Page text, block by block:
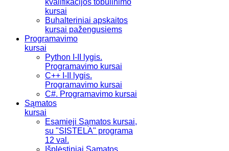
kvalifikacijos tobulinimo
kursai
Buhalteriniai apskaitos
kursai pažengusiems
Programavimo
kursai
Python I-II lygis.
Programavimo kursai
C++ I-II lygis.
Programavimo kursai
C#. Programavimo kursai
Sąmatos
kursai
Esamieji Sąmatos kursai,
su "SISTELA" programa
12 val.